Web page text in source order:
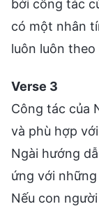
bởi công tác
có một nhân
luôn luôn
Verse 3
Công tác của
và phù hợp
Ngài hướng
ứng với
Nếu con